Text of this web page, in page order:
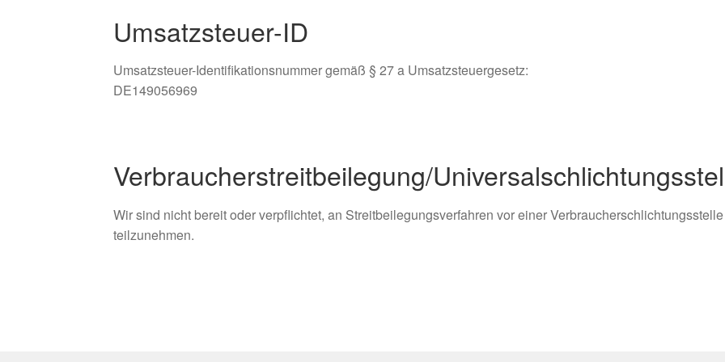
Umsatzsteuer-ID
Umsatzsteuer-Identifikationsnummer gemäß § 27 a Umsatzsteuergesetz:
DE149056969
Verbraucher­streit­beilegung/
Wir sind nicht bereit oder verpflichtet, an Streitbeilegungsverfahren vor einer Verbraucherschlichtungsstelle
teilzunehmen.